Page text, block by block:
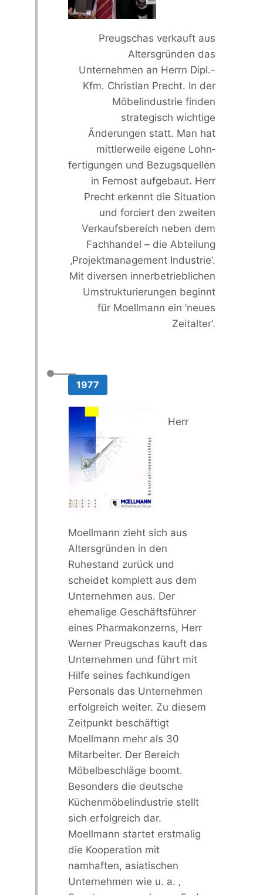
Preugschas verkauft aus
Alters­gründen das
Unternehmen an Herrn Dipl.-
Kfm. Christian Precht. In der
Möbel­industrie finden
strategisch wichtige
Änderungen statt. Man hat
mittler­weile eigene Lohn­
fertigungen und Bezugs­quellen
in Fernost aufgebaut. Herr
Precht erkennt die Situation
und forciert den zweiten
Verkaufs­bereich neben dem
Fachhandel – die Abteilung
‚Projekt­management Industrie‘.
Mit diversen inner­betrieblichen
Umstruk­turierungen beginnt
für Moellmann ein ’neues
Zeitalter‘.
1977
Herr
Moellmann zieht sich aus
Altersgründen in den
Ruhestand zurück und
scheidet komplett aus dem
Unternehmen aus. Der
ehemalige Geschäftsführer
eines Pharmakonzerns, Herr
Werner Preugschas kauft das
Unternehmen und führt mit
Hilfe seines fachkundigen
Personals das Unternehmen
erfolgreich weiter. Zu diesem
Zeitpunkt beschäftigt
Moellmann mehr als 30
Mitarbeiter. Der Bereich
Möbelbeschläge boomt.
Besonders die deutsche
Küchenmöbelindustrie stellt
sich erfolgreich dar.
Moellmann startet erstmalig
die Kooperation mit
namhaften, asiatischen
Unternehmen wie u. a. ‚